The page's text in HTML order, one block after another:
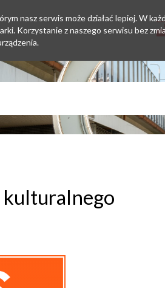
kulturalnego
nasz serwis może działać lepiej. W
Korzystanie z naszego serwisu bez